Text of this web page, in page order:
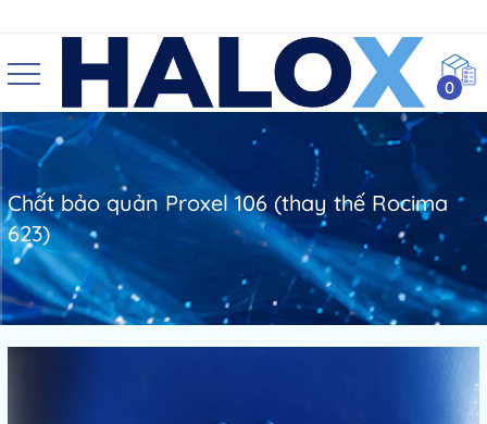
0
Chất bảo quản Proxel 106 (thay thế Rocima
623)